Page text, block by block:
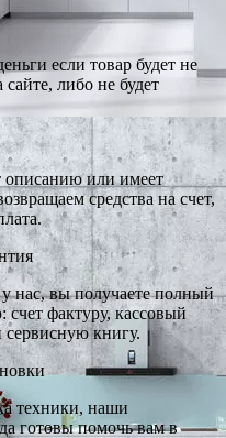
если товар будет не
либо не будет
описанию или имеет
средства на счет,
нас, вы получаете полный
фактуру, кассовый
книгу.
техники, наши
готовы помочь вам в